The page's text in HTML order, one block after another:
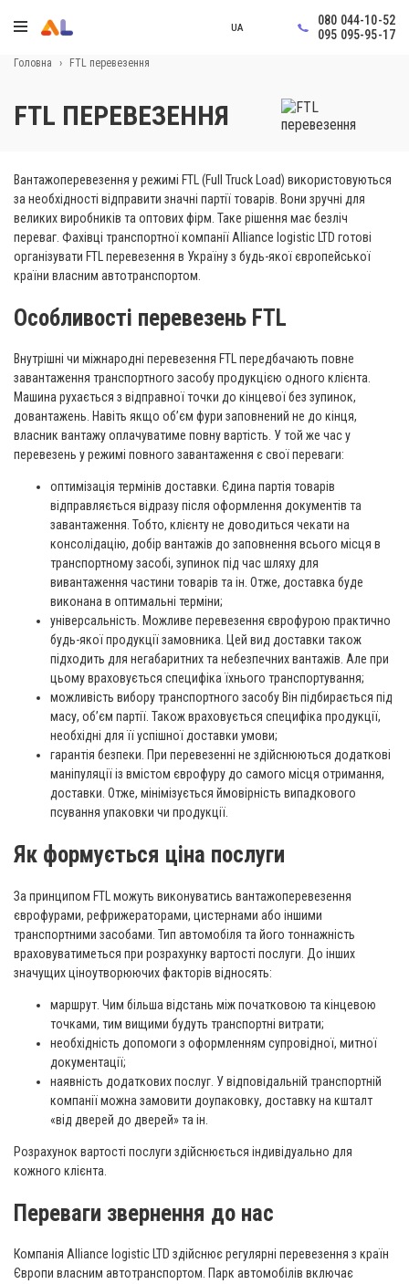
UA
080 044-10-52
095 095-95-17
Головна › FTL перевезення
FTL ПЕРЕВЕЗЕННЯ
Вантажоперевезення у режимі FTL (Full Truck Load) використовуються
за необхідності відправити значні партії товарів. Вони зручні для
великих виробників та оптових фірм. Таке рішення має безліч
переваг. Фахівці транспортної компанії Alliance logistic LTD готові
організувати FTL перевезення в Україну з будь-якої європейської
країни власним автотранспортом.
Особливості перевезень FTL
Внутрішні чи міжнародні перевезення FTL передбачають повне
завантаження транспортного засобу продукцією одного клієнта.
Машина рухається з відправної точки до кінцевої без зупинок,
довантажень. Навіть якщо об’єм фури заповнений не до кінця,
власник вантажу оплачуватиме повну вартість. У той же час у
перевезень у режимі повного завантаження є свої переваги:
оптимізація термінів доставки. Єдина партія товарів
відправляється відразу після оформлення документів та
завантаження. Тобто, клієнту не доводиться чекати на
консолідацію, добір вантажів до заповнення всього місця в
транспортному засобі, зупинок під час шляху для
вивантаження частини товарів та ін. Отже, доставка буде
виконана в оптимальні терміни;
універсальність. Можливе перевезення єврофурою практично
будь-якої продукції замовника. Цей вид доставки також
підходить для негабаритних та небезпечних вантажів. Але при
цьому враховується специфіка їхнього транспортування;
можливість вибору транспортного засобу Він підбирається під
масу, об’єм партії. Також враховується специфіка продукції,
необхідні для її успішної доставки умови;
гарантія безпеки. При перевезенні не здійснюються додаткові
маніпуляції із вмістом єврофуру до самого місця отримання,
доставки. Отже, мінімізується ймовірність випадкового
псування упаковки чи продукції.
Як формується ціна послуги
За принципом FTL можуть виконуватись вантажоперевезення
єврофурами, рефрижераторами, цистернами або іншими
транспортними засобами. Тип автомобіля та його тоннажність
враховуватиметься при розрахунку вартості послуги. До інших
значущих ціноутворюючих факторів відносять:
маршрут. Чим більша відстань між початковою та кінцевою
точками, тим вищими будуть транспортні витрати;
необхідність допомоги з оформленням супровідної, митної
документації;
наявність додаткових послуг. У відповідальній транспортній
компанії можна замовити доупаковку, доставку на кшталт
«від дверей до дверей» та ін.
Розрахунок вартості послуги здійснюється індивідуально для
кожного клієнта.
Переваги звернення до нас
Компанія Alliance logistic LTD здійснює регулярні перевезення з країн
Європи власним автотранспортом. Парк автомобілів включає